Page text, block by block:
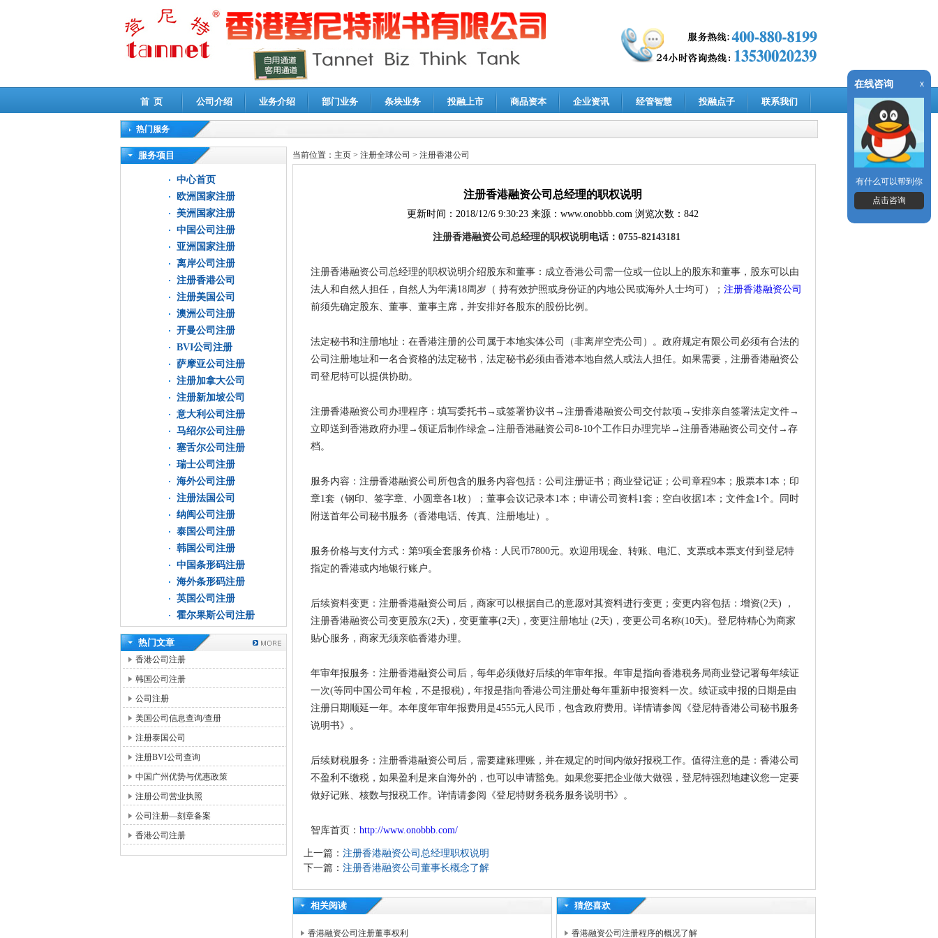
首 页 公司介绍 业务介绍 部门业务 条块业务 投融上市 商品资本 企业资讯 经管智慧 投融点子 联系我们
热门服务
高新技术企业认定审计|企业所得税汇算清缴申报鉴证
服务项目
中心首页
欧洲国家注册
美洲国家注册
中国公司注册
亚洲国家注册
离岸公司注册
注册香港公司
注册美国公司
澳洲公司注册
开曼公司注册
BVI公司注册
萨摩亚公司注册
注册加拿大公司
注册新加坡公司
意大利公司注册
马绍尔公司注册
塞舌尔公司注册
瑞士公司注册
海外公司注册
注册法国公司
纳闽公司注册
泰国公司注册
韩国公司注册
中国条形码注册
海外条形码注册
英国公司注册
霍尔果斯公司注册
热门文章
香港公司注册
韩国公司注册
公司注册
美国公司信息查询/查册
注册泰国公司
注册BVI公司查询
中国广州优势与优惠政策
注册公司营业执照
公司注册—刻章备案
香港公司注册
当前位置： 主页 > 注册全球公司 > 注册香港公司
注册香港融资公司总经理的职权说明
更新时间： 2018/12/6 9:30:23来源： www.onobbb.com浏览次数：842
注册香港融资公司总经理的职权说明电话：0755-82143181
注册香港融资公司总经理的职权说明介绍股东和董事：成立香港公司需一位或一位以上的股东和董事，股东可以由
法人和自然人担任，自然人为年满18周岁（ 持有效护照或身份证的内地公民或海外人士均可）； 注册香港融资公司
前须先确定股东、董事、董事主席，并安排好各股东的股份比例。
法定秘书和注册地址：在香港注册的公司属于本地实体公司（非离岸空壳公司）。政府规定有限公司必须有合法的
公司注册地址和一名合资格的法定秘书，法定秘书必须由香港本地自然人或法人担任。如果需要，注册香港融资公
司登尼特可以提供协助。
注册香港融资公司 办理程序：填写委托书 →或签署协议书→注册香港融资公司 交付款项 →安排亲自签署法定文件→
立即送到香港政府办理→领证后制作绿盒→注册香港融资公司8-10个工作日办理完毕→注册香港融资公司 交付→存
档。
服务内容：注册香港融资公司 所包含的服务内容包括：公司注册证书；商业登记证；公司章程9本；股票本1本；印
章1套（钢印、签字章、小圆章各1枚）；董事会议记录本1本；申请公司资料1套；空白收据1本；文件盒1个。同时
附送首年公司秘书服务（香港电话、传真、注册地址）。
服务价格与支付方式：第9项全套服务价格：人民币7800元。欢迎用现金、转账、电汇、支票或本票支付到登尼特
指定的香港或内地银行账户。
后续资料变更：注册香港融资公司 后，商家可以根据自己的意愿对其资料进行变更；变更内容包括：增资(2天) ，
注册香港融资公司 变更股东(2天)，变更董事(2天)，变更注册地址 (2天)，变更公司名称(10天)。登尼特精心为商家
贴心服务，商家无须亲临香港办理。
年审年报服务：注册香港融资公司 后，每年必须做好后续的年审年报。年审是指向香港税务局商业登记署每年续证
一次(等同中国公司年检，不是报税)，年报是指向香港公司注册处每年重新申报资料一次。续证或申报的日期是由
注册日期顺延一年。本年度年审年报费用是4555元人民币，包含政府费用。详情请参阅《登尼特香港公司秘书服务
说明书》。
后续财税服务：注册香港融资公司后，需要建账理账，并在规定的时间内做好报税工作。值得注意的是：香港公司
不盈利不缴税，如果盈利是来自海外的，也可以申请豁免。如果您要把企业做大做强，登尼特强烈地建议您一定要
做好记账、核数与报税工作。详情请参阅《登尼特财务税务服务说明书》。
智库首页： http://www.onobbb.com/
上一篇： 注册香港融资公司总经理职权说明
下一篇： 注册香港融资公司董事长概念了解
相关阅读
香港融资公司注册董事权利
猜您喜欢
香港融资公司注册程序的概况了解
在线咨询 x
有什么可以帮到你
点击咨询